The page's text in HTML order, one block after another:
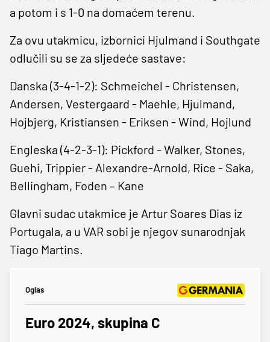
a potom i s 1-0 na domaćem terenu.
Za ovu utakmicu, izbornici Hjulmand i Southgate
odlučili su se za sljedeće sastave:
Danska (3-4-1-2): Schmeichel - Christensen,
Andersen, Vestergaard - Maehle, Hjulmand,
Hojbjerg, Kristiansen - Eriksen - Wind, Hojlund
Engleska (4-2-3-1): Pickford - Walker, Stones,
Guehi, Trippier - Alexandre-Arnold, Rice - Saka,
Bellingham, Foden – Kane
Glavni sudac utakmice je Artur Soares Dias iz
Portugala, a u VAR sobi je njegov sunarodnjak
Tiago Martins.
Oglas
Euro 2024, skupina C